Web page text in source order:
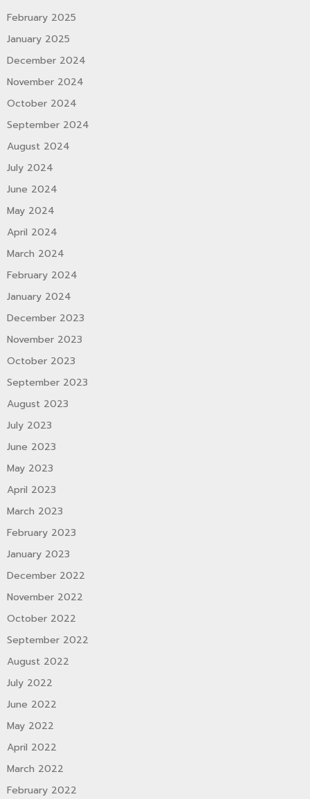
February 2025
January 2025
December 2024
November 2024
October 2024
September 2024
August 2024
July 2024
June 2024
May 2024
April 2024
March 2024
February 2024
January 2024
December 2023
November 2023
October 2023
September 2023
August 2023
July 2023
June 2023
May 2023
April 2023
March 2023
February 2023
January 2023
December 2022
November 2022
October 2022
September 2022
August 2022
July 2022
June 2022
May 2022
April 2022
March 2022
February 2022